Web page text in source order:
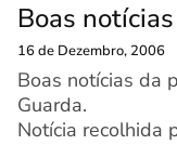
Boas
16 de Dezembro, 2006
Boas notícias da
Guarda.
Notícia recolhida